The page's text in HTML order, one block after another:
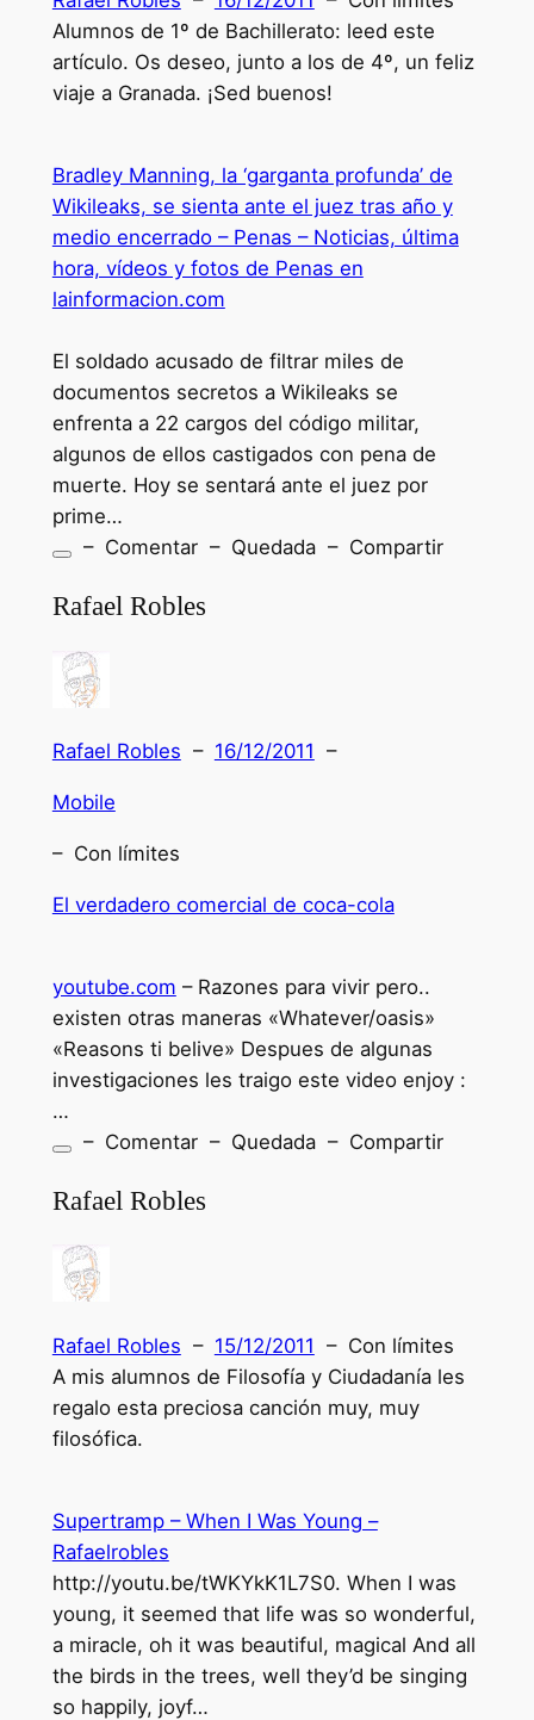
Alumnos de 1º de Bachillerato: leed este
artículo. Os deseo, junto a los de 4º, un feliz
viaje a Granada. ¡Sed buenos!
Bradley Manning, la ‘garganta profunda’ de
Wikileaks, se sienta ante el juez tras año y
medio encerrado – Penas – Noticias, última
hora, vídeos y fotos de Penas en
lainformacion.com
El soldado acusado de filtrar miles de
documentos secretos a Wikileaks se
enfrenta a 22 cargos del código militar,
algunos de ellos castigados con pena de
muerte. Hoy se sentará ante el juez por
prime…
– Comentar – Quedada – Compartir
Rafael Robles
Rafael Robles – 16/12/2011 –
Mobile
– Con límites
El verdadero comercial de coca-cola
youtube.com – Razones para vivir pero..
existen otras maneras «Whatever/oasis»
«Reasons ti belive» Despues de algunas
investigaciones les traigo este video enjoy :
…
– Comentar – Quedada – Compartir
Rafael Robles
Rafael Robles – 15/12/2011 – Con límites
A mis alumnos de Filosofía y Ciudadanía les
regalo esta preciosa canción muy, muy
filosófica.
Supertramp – When I Was Young –
Rafaelrobles
http://youtu.be/tWKYkK1L7S0. When I was
young, it seemed that life was so wonderful,
a miracle, oh it was beautiful, magical And all
the birds in the trees, well they’d be singing
so happily, joyf…